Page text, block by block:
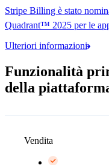
Stripe Billing è stato
Quadrant™ 2025 per le
Ulteriori informazioni
Funzionalità
della
Vendita